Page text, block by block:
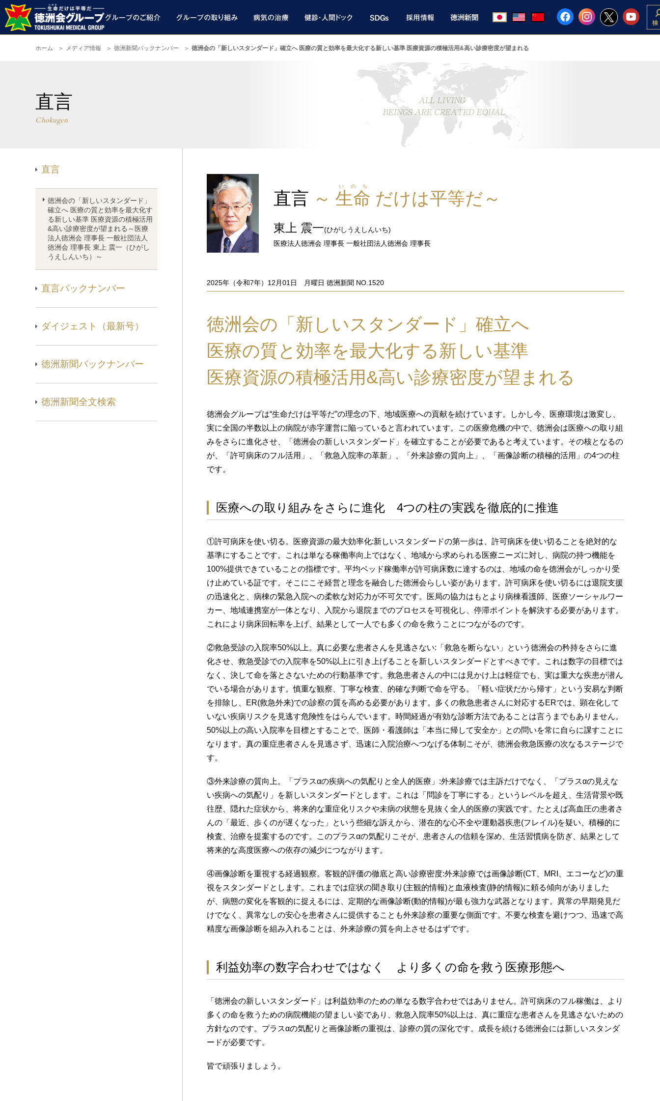
ホーム メディア情報 徳洲新聞バックナンバー 徳洲会の「新しいスタンダード」確立へ 医療の質と効率を最大化する新しい基準 医療資源の積極活用&高い診療密度が望まれる
直言
Chokugen
直言
徳洲会の「新しいスタンダード」
確立へ 医療の質と効率を最大化す
る新しい基準 医療資源の積極活用
&高い診療密度が望まれる～医療
法人徳洲会 理事長 一般社団法人
徳洲会 理事長 東上 震一（ひがし
うえしんいち）～
直言バックナンバー
ダイジェスト（最新号）
徳洲新聞バックナンバー
徳洲新聞全文検索
直言 ～ 生命
いのち
だけは平等だ～
東上 震一(ひがしうえしんいち)
医療法人徳洲会 理事長 一般社団法人徳洲会 理事長
2025年（令和7年）12月01日 月曜日 徳洲新聞 NO.1520
徳洲会の「新しいスタンダード」確立へ
医療の質と効率を最大化する新しい基準
医療資源の積極活用&高い診療密度が望まれる
徳洲会グループは“生命だけは平等だ”の理念の下、地域医療への貢献を続けています。しかし今、医療環境は激変し、
実に全国の半数以上の病院が赤字運営に陥っていると言われています。この医療危機の中で、徳洲会は医療への取り組
みをさらに進化させ、「徳洲会の新しいスタンダード」を確立することが必要であると考えています。その核となるの
が、「許可病床のフル活用」、「救急入院率の革新」、「外来診療の質向上」、「画像診断の積極的活用」の4つの柱
です。
医療への取り組みをさらに進化 4つの柱の実践を徹底的に推進
①許可病床を使い切る。医療資源の最大効率化:新しいスタンダードの第一歩は、許可病床を使い切ることを絶対的な
基準にすることです。これは単なる稼働率向上ではなく、地域から求められる医療ニーズに対し、病院の持つ機能を
100%提供できていることの指標です。平均ベッド稼働率が許可病床数に達するのは、地域の命を徳洲会がしっかり受
け止めている証です。そこにこそ経営と理念を融合した徳洲会らしい姿があります。許可病床を使い切るには退院支援
の迅速化と、病棟の緊急入院への柔軟な対応力が不可欠です。医局の協力はもとより病棟看護師、医療ソーシャルワー
カー、地域連携室が一体となり、入院から退院までのプロセスを可視化し、停滞ポイントを解決する必要があります。
これにより病床回転率を上げ、結果として一人でも多くの命を救うことにつながるのです。
②救急受診の入院率50%以上。真に必要な患者さんを見逃さない:「救急を断らない」という徳洲会の矜持をさらに進
化させ、救急受診での入院率を50%以上に引き上げることを新しいスタンダードとすべきです。これは数字の目標では
なく、決して命を落とさないための行動基準です。救急患者さんの中には見かけ上は軽症でも、実は重大な疾患が潜ん
でいる場合があります。慎重な観察、丁寧な検査、的確な判断で命を守る。「軽い症状だから帰す」という安易な判断
を排除し、ER(救急外来)での診察の質を高める必要があります。多くの救急患者さんに対応するERでは、顕在化して
いない疾病リスクを見逃す危険性をはらんでいます。時間経過が有効な診断方法であることは言うまでもありません。
50%以上の高い入院率を目標とすることで、医師・看護師は「本当に帰して安全か」との問いを常に自らに課すことに
なります。真の重症患者さんを見逃さず、迅速に入院治療へつなげる体制こそが、徳洲会救急医療の次なるステージで
す。
③外来診療の質向上。「プラスαの疾病への気配りと全人的医療」:外来診療では主訴だけでなく、「プラスαの見えな
い疾病への気配り」を新しいスタンダードとします。これは「問診を丁寧にする」というレベルを超え、生活背景や既
往歴、隠れた症状から、将来的な重症化リスクや未病の状態を見抜く全人的医療の実践です。たとえば高血圧の患者さ
んの「最近、歩くのが遅くなった」という些細な訴えから、潜在的な心不全や運動器疾患(フレイル)を疑い、積極的に
検査、治療を提案するのです。このプラスαの気配りこそが、患者さんの信頼を深め、生活習慣病を防ぎ、結果として
将来的な高度医療への依存の減少につながります。
④画像診断を重視する経過観察。客観的評価の徹底と高い診療密度:外来診療では画像診断(CT、MRI、エコーなど)の重
視をスタンダードとします。これまでは症状の聞き取り(主観的情報)と血液検査(静的情報)に頼る傾向がありました
が、病態の変化を客観的に捉えるには、定期的な画像診断(動的情報)が最も強力な武器となります。異常の早期発見だ
けでなく、異常なしの安心を患者さんに提供することも外来診察の重要な側面です。不要な検査を避けつつ、迅速で高
精度な画像診断を組み入れることは、外来診療の質を向上させるはずです。
利益効率の数字合わせではなく より多くの命を救う医療形態へ
「徳洲会の新しいスタンダード」は利益効率のための単なる数字合わせではありません。許可病床のフル稼働は、より
多くの命を救うための病院機能の望ましい姿であり、救急入院率50%以上は、真に重症な患者さんを見逃さないための
方針なのです。プラスαの気配りと画像診断の重視は、診療の質の深化です。成長を続ける徳洲会には新しいスタンダ
ードが必要です。
皆で頑張りましょう。